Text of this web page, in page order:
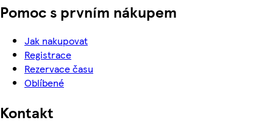
Pomoc s prvním nákupem
Jak nakupovat
Registrace
Rezervace času
Oblíbené
Kontakt